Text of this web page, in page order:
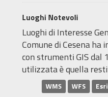
Luoghi Notevoli
Luoghi di Interesse
Comune di Cesena ha
con strumenti GIS dal
utilizzata è quella
WMS WFS